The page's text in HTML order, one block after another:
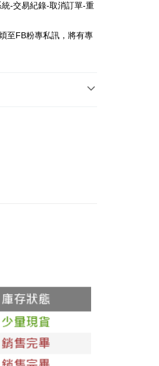
NT$688 or more
NT$688 or more
Shipping Rates
Shipping Rates
-交易紀錄-取消訂單-重
至FB粉專私訊，將有專